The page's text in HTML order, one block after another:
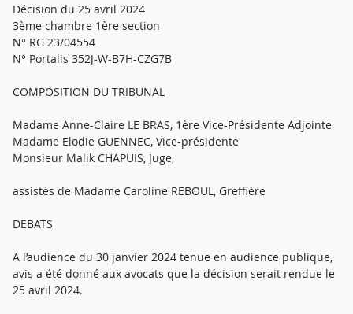
Décision du 25 avril 2024
3ème chambre 1ère section
N° RG 23/04554
N° Portalis 352J-W-B7H-CZG7B
COMPOSITION DU TRIBUNAL
Madame Anne-Claire LE BRAS, 1ère Vice-Présidente Adjointe
Madame Elodie GUENNEC, Vice-présidente
Monsieur Malik CHAPUIS, Juge,
assistés de Madame Caroline REBOUL, Greffière
DEBATS
A l’audience du 30 janvier 2024 tenue en audience publique,
avis a été donné aux avocats que la décision serait rendue le
25 avril 2024.